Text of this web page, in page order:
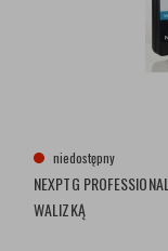
niedostępny
NEXPTG
WALIZKĄ